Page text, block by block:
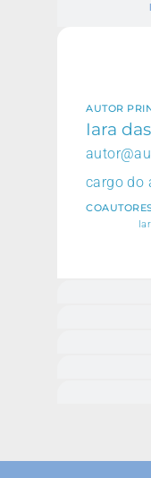
AUTOR
Iara
cargo do